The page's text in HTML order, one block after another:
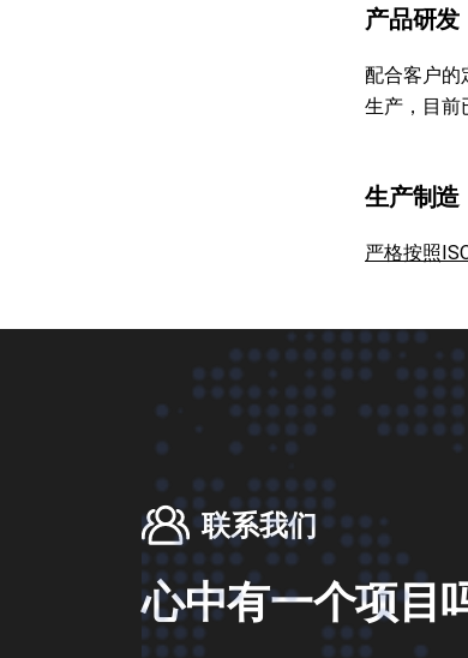
产品研发
配合客户的
生产，目前
生产制造
严格按照
联系我们
心中有一个项目